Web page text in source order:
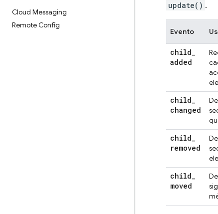
Cloud Messaging
Remote Config
update() .
Evento
child_
added
child_
changed
child_
removed
child_
moved